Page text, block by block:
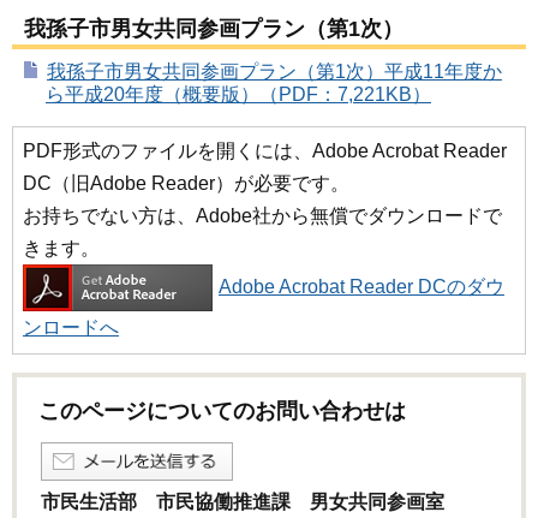
我孫子市男女共同参画プラン（第1次）
我孫子市男女共同参画プラン（第1次）平成11年度か
ら平成20年度（概要版）（PDF：7,221KB）
PDF形式のファイルを開くには、Adobe Acrobat Reader
DC（旧Adobe Reader）が必要です。
お持ちでない方は、Adobe社から無償でダウンロードで
きます。
Adobe Acrobat Reader DCのダウ
ンロードへ
このページについてのお問い合わせは
市民生活部 市民協働推進課 男女共同参画室